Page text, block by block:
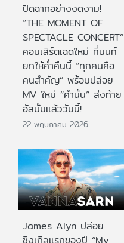
ปิดฉากอย่างงดงาม!
“THE MOMENT OF
SPECTACLE CONCERT”
คอนเสิร์ตเฉดใหม่ ที่นนท์
ยกให้ค่ำคืนนี้ “ทุกคนคือ
คนสำคัญ” พร้อมปล่อย
MV ใหม่ “คำนั้น” ส่งท้าย
อัลบั้มแล้ววันนี้!
22 พฤษภาคม 2026
James Alyn ปล่อย